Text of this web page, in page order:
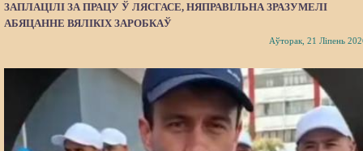
ЗАПЛАЦІЛІ ЗА ПРАЦУ Ў ЛЯСГАСЕ, НЯПРАВІЛЬНА ЗРАЗУМЕЛІ
АБЯЦАННЕ ВЯЛІКІХ ЗАРОБКАЎ
Аўторак, 21 Ліпень